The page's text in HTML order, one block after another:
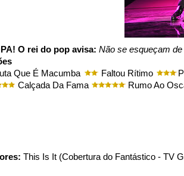
O rei do pop avisa: Não se esqueçam
Que É Macumba
Faltou Rítimo
Calçada Da Fama
Rumo Ao
This Is It (Cobertura do Fantástico - TV